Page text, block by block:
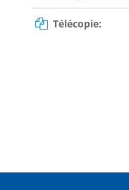
Télécopie: